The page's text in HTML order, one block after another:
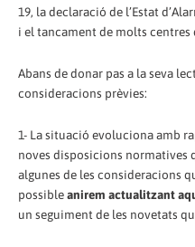
19, la declaració de l’Estat
i el tancament de molts centres
Abans de donar pas a la seva
consideracions prèvies:
1- La situació evoluciona amb
noves disposicions
algunes de les consideracions
possibleanirem actualitzant
un seguiment de les novetats